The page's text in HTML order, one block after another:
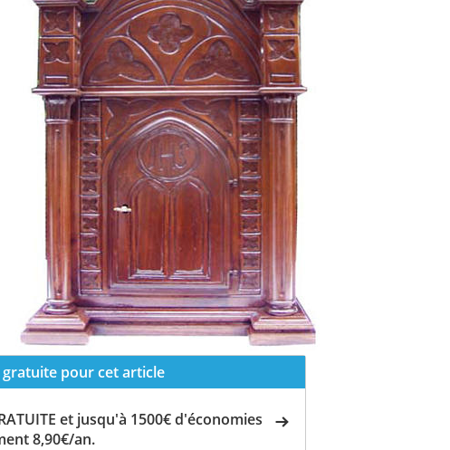
gratuite pour cet article
et jusqu'à 1500€ d'économies
8,90€/an.